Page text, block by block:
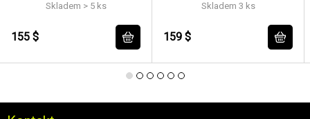
Skladem > 5 ks
155 $
Skladem 3 ks
159 $